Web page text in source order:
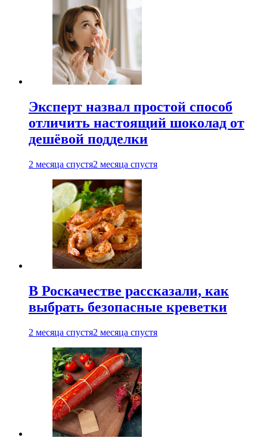
Эксперт назвал простой способ
отличить настоящий шоколад от
дешёвой подделки
2 месяца спустя2 месяца спустя
В Роскачестве рассказали, как
выбрать безопасные креветки
2 месяца спустя2 месяца спустя